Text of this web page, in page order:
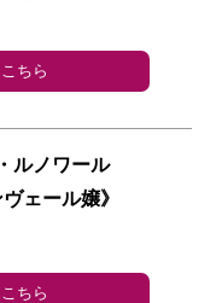
ちら
ルノワール
ェール嬢》
ちら